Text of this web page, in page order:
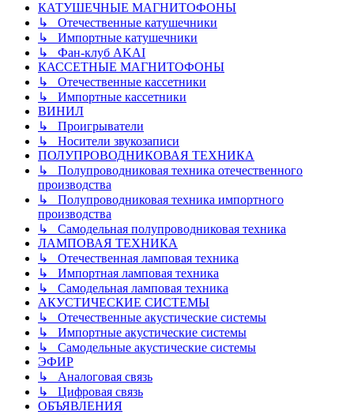
КАТУШЕЧНЫЕ МАГНИТОФОНЫ
↳ Отечественные катушечники
↳ Импортные катушечники
↳ Фан-клуб AKAI
КАССЕТНЫЕ МАГНИТОФОНЫ
↳ Отечественные кассетники
↳ Импортные кассетники
ВИНИЛ
↳ Проигрыватели
↳ Носители звукозаписи
ПОЛУПРОВОДНИКОВАЯ ТЕХНИКА
↳ Полупроводниковая техника отечественного
производства
↳ Полупроводниковая техника импортного
производства
↳ Самодельная полупроводниковая техника
ЛАМПОВАЯ ТЕХНИКА
↳ Отечественная ламповая техника
↳ Импортная ламповая техника
↳ Самодельная ламповая техника
АКУСТИЧЕСКИЕ СИСТЕМЫ
↳ Отечественные акустические системы
↳ Импортные акустические системы
↳ Самодельные акустические системы
ЭФИР
↳ Аналоговая связь
↳ Цифровая связь
ОБЪЯВЛЕНИЯ